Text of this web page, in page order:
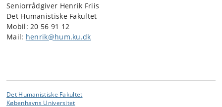
Seniorrådgiver Henrik Friis
Det Humanistiske Fakultet
Mobil: 20 56 91 12
Mail: henrik@hum.ku.dk
Det Humanistiske Fakultet
Københavns Universitet